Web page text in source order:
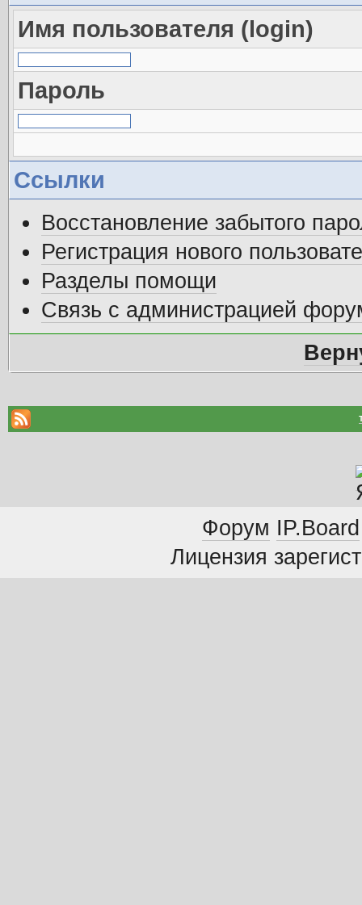
Имя пользователя (login)
Пароль
Ссылки
Восстановление забытого
Регистрация нового
Разделы помощи
Связь с администрацией
Форум IP.Board
Лицензия